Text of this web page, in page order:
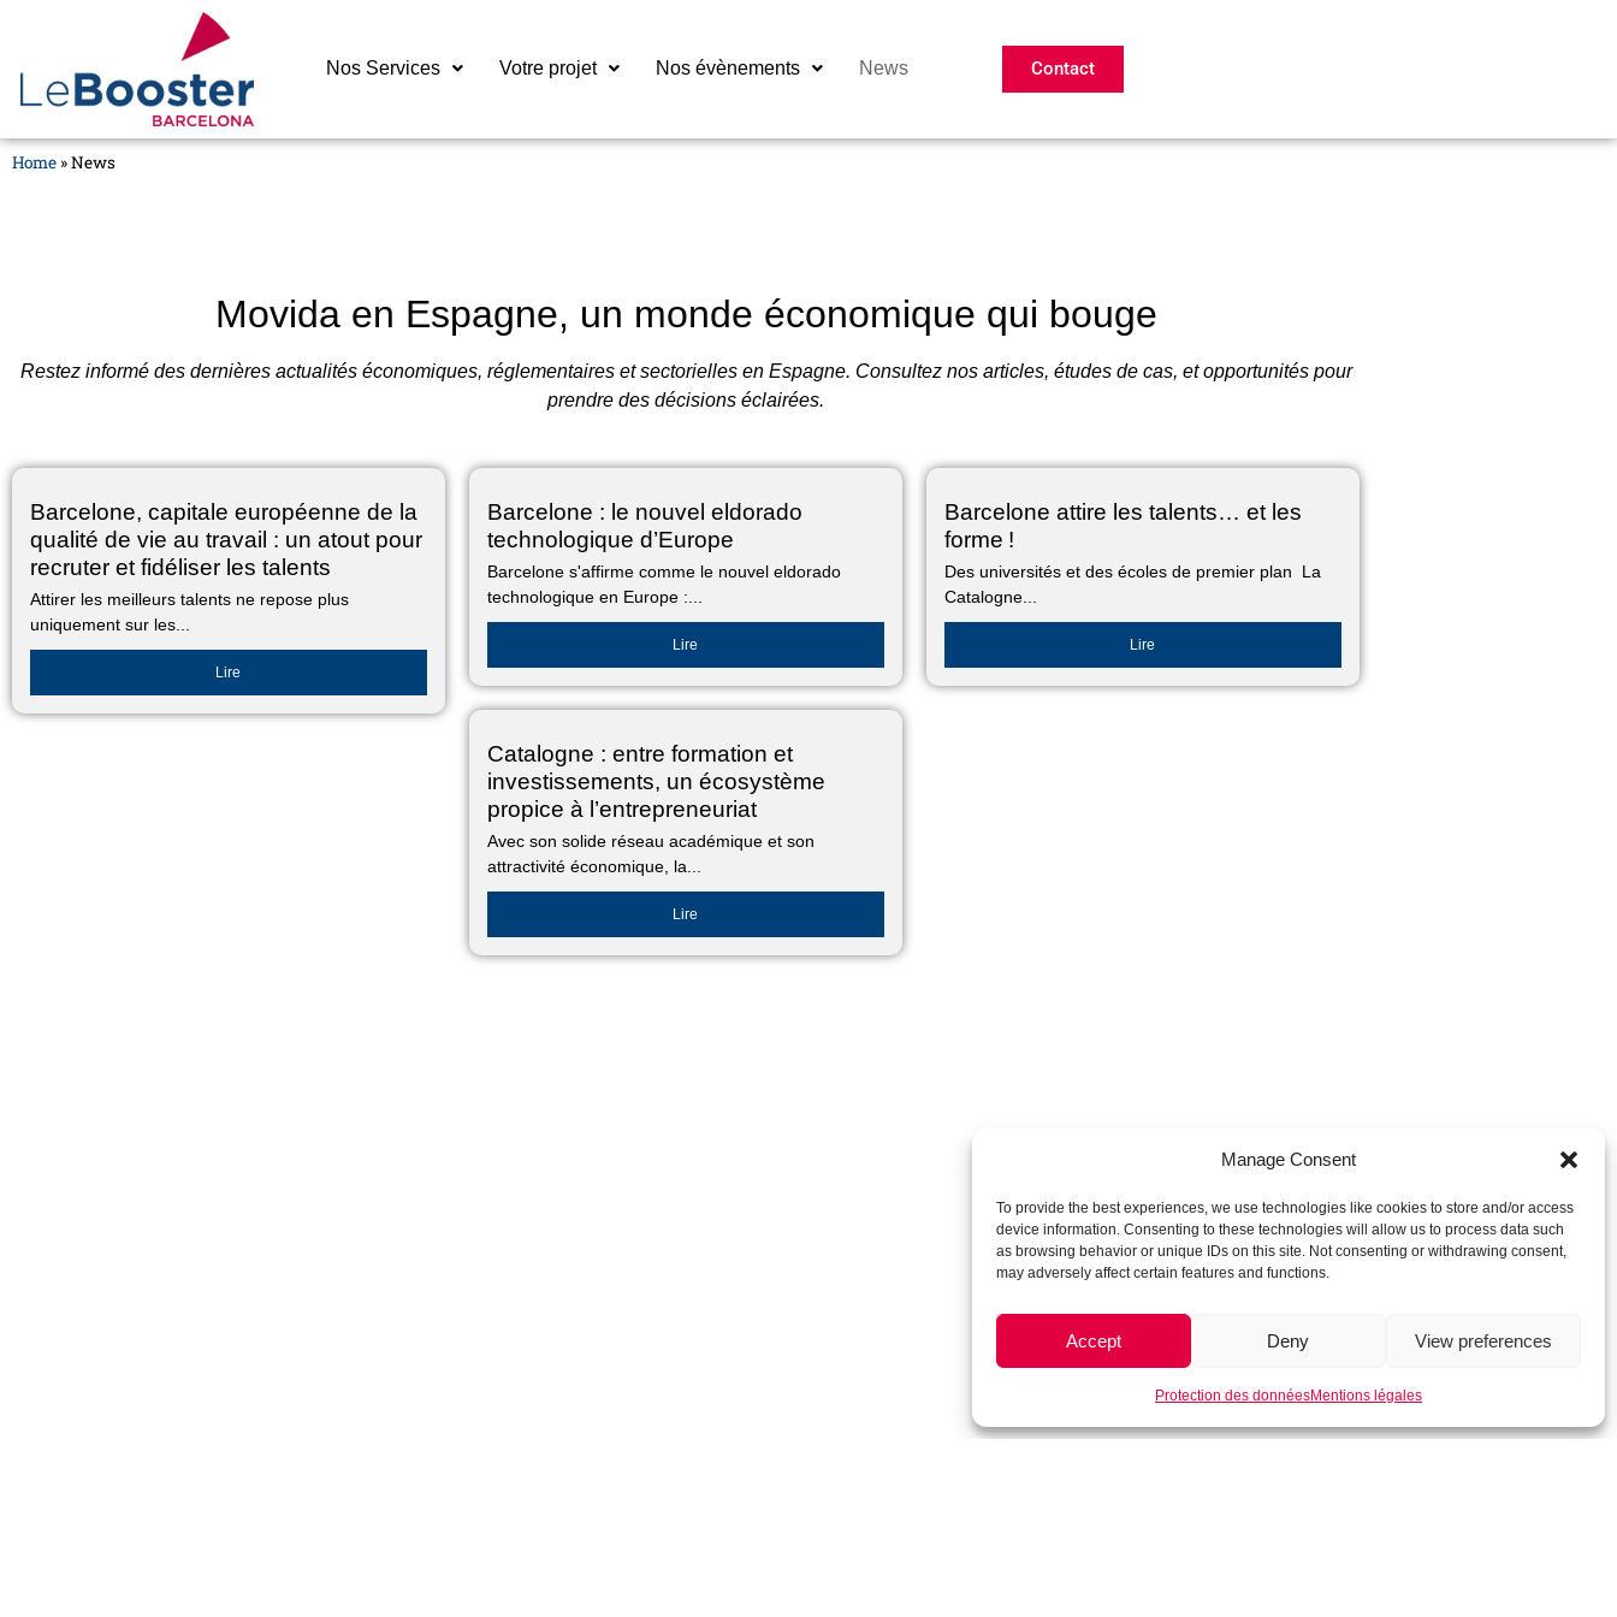
Manage Consent
To provide the best experiences, we use technologies like cookies to store and/or access
device information. Consenting to these technologies will allow us to process data such
as browsing behavior or unique IDs on this site. Not consenting or withdrawing consent,
may adversely affect certain features and functions.
Accept Deny View preferences
Protection des donnéesMentions légales
Nos Services Votre projet Nos évènements News Contact
Home »News
Movida en Espagne, un monde économique qui bouge
Restez informé des dernières actualités économiques, réglementaires et sectorielles en Espagne. Consultez nos articles, études de cas, et opportunités pour
prendre des décisions éclairées.
Barcelone, capitale européenne de la
qualité de vie au travail : un atout pour
recruter et fidéliser les talents
Attirer les meilleurs talents ne repose plus
uniquement sur les...
Lire
Barcelone : le nouvel eldorado
technologique d’Europe
Barcelone s'affirme comme le nouvel eldorado
technologique en Europe :...
Lire
Barcelone attire les talents… et les
forme !
Des universités et des écoles de premier plan La
Catalogne...
Lire
Catalogne : entre formation et
investissements, un écosystème
propice à l’entrepreneuriat
Avec son solide réseau académique et son
attractivité économique, la...
Lire